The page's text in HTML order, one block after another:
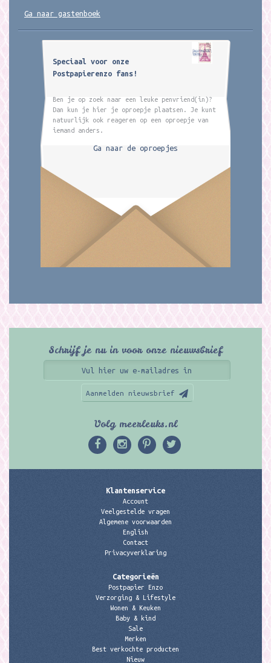
Ga naar gastenboek
Speciaal voor onze
Postpapierenzo fans!
Ben je op zoek naar een leuke penvriend(in)?
Dan kun je hier je oproepje plaatsen. Je kunt
natuurlijk ook reageren op een oproepje van
iemand anders.
Ga naar de oproepjes
Schrijf je nu in voor onze nieuwsbrief
Aanmelden nieuwsbrief
Volg meerleuks.nl
Klantenservice
Account
Veelgestelde vragen
Algemene voorwaarden
English
Contact
Privacyverklaring
Categorieën
Postpapier Enzo
Verzorging & Lifestyle
Wonen & Keuken
Baby & kind
Sale
Merken
Best verkochte producten
Nieuw